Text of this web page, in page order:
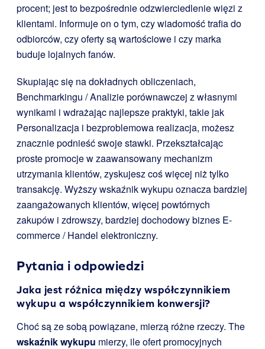
procent; jest to bezpośrednie odzwierciedlenie więzi z
klientami. Informuje on o tym, czy wiadomość trafia do
odbiorców, czy oferty są wartościowe i czy marka
buduje lojalnych fanów.
Skupiając się na dokładnych obliczeniach,
Benchmarkingu / Analizie porównawczej z własnymi
wynikami i wdrażając najlepsze praktyki, takie jak
Personalizacja i bezproblemowa realizacja, możesz
znacznie podnieść swoje stawki. Przekształcając
proste promocje w zaawansowany mechanizm
utrzymania klientów, zyskujesz coś więcej niż tylko
transakcję. Wyższy wskaźnik wykupu oznacza bardziej
zaangażowanych klientów, więcej powtórnych
zakupów i zdrowszy, bardziej dochodowy biznes E-
commerce / Handel elektroniczny.
Pytania i odpowiedzi
Jaka jest różnica między współczynnikiem
wykupu a współczynnikiem konwersji?
Choć są ze sobą powiązane, mierzą różne rzeczy. The
wskaźnik wykupu mierzy, ile ofert promocyjnych